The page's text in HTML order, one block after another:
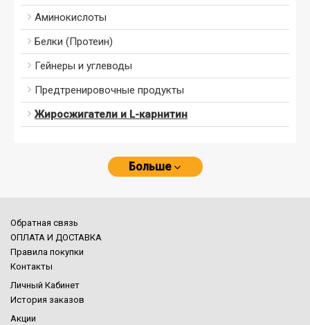
Аминокислоты
Белки (Протеин)
Гейнеры и углеводы
Предтренировочные продукты
Жиросжигатели и L-карнитин
Больше
Обратная связь
ОПЛАТА И ДОСТАВКА
Правила покупки
Контакты
Личный Кабинет
История заказов
Акции